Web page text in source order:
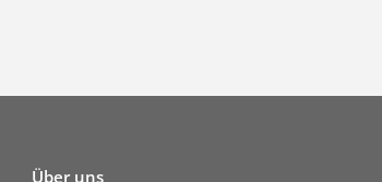
Über uns